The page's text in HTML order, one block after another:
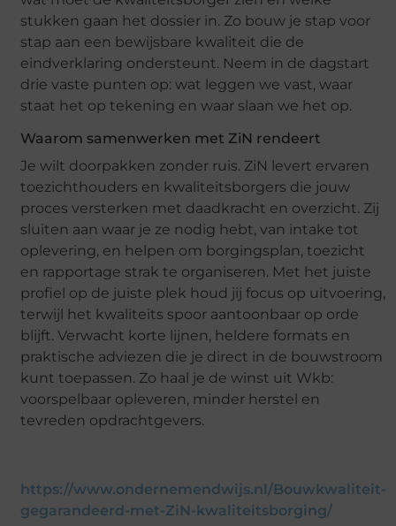
stukken gaan het dossier in. Zo bouw je stap voor
stap aan een bewijsbare kwaliteit die de
eindverklaring ondersteunt. Neem in de dagstart
drie vaste punten op: wat leggen we vast, waar
staat het op tekening en waar slaan we het op.
Waarom samenwerken met ZiN rendeert
Je wilt doorpakken zonder ruis. ZiN levert ervaren
toezichthouders en kwaliteitsborgers die jouw
proces versterken met daadkracht en overzicht. Zij
sluiten aan waar je ze nodig hebt, van intake tot
oplevering, en helpen om borgingsplan, toezicht
en rapportage strak te organiseren. Met het juiste
profiel op de juiste plek houd jij focus op uitvoering,
terwijl het kwaliteits spoor aantoonbaar op orde
blijft. Verwacht korte lijnen, heldere formats en
praktische adviezen die je direct in de bouwstroom
kunt toepassen. Zo haal je de winst uit Wkb:
voorspelbaar opleveren, minder herstel en
tevreden opdrachtgevers.
https://www.ondernemendwijs.nl/Bouwkwaliteit-
gegarandeerd-met-ZiN-kwaliteitsborging/